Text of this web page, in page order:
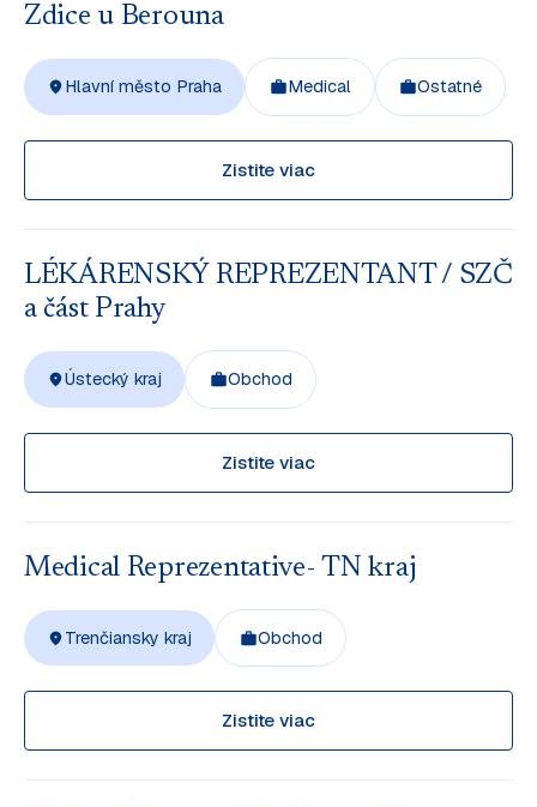
Zdice u Berouna
Hlavní město Praha Medical Ostatné
Zistite viac
LÉKÁRENSKÝ REPREZENTANT / SZČ
a část Prahy
Ústecký kraj Obchod
Zistite viac
Medical Reprezentative- TN kraj
Trenčiansky kraj Obchod
Zistite viac